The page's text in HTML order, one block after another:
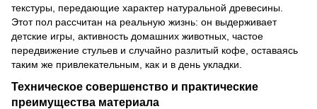
текстуры, передающие характер натуральной древесины.
Этот пол рассчитан на реальную жизнь: он выдерживает
детские игры, активность домашних животных, частое
передвижение стульев и случайно разлитый кофе, оставаясь
таким же привлекательным, как и в день укладки.
Техническое совершенство и практические
преимущества материала